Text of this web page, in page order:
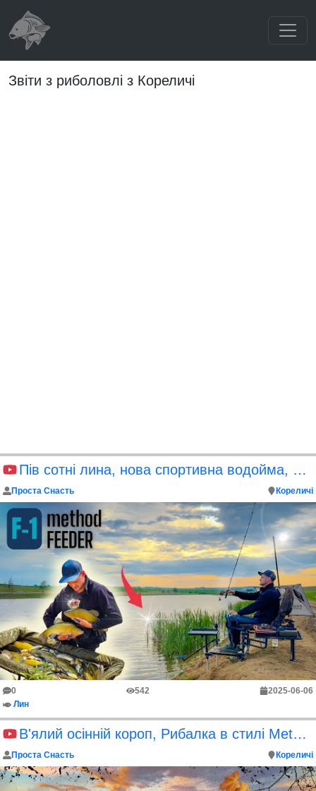
Звіти з риболовлі з Кореличі
Пів сотні лина, нова спортивна водойма, рибалка мрії
Проста Снасть Кореличі
0 542
2025-06-06
Лин
В'ялий осінній короп, Рибалка в стилі Method feeder. Кореличі.
Проста Снасть Кореличі